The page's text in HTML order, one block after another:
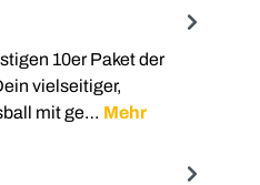
10er Paket der
vielseitiger,
mit ge… Mehr